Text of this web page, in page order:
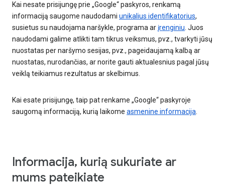
Kai nesate prisijungę prie „Google“ paskyros, renkamą
informaciją saugome naudodami unikalius identifikatorius,
susietus su naudojama naršykle, programa ar įrenginiu. Juos
naudodami galime atlikti tam tikrus veiksmus, pvz., tvarkyti jūsų
nuostatas per naršymo sesijas, pvz., pageidaujamą kalbą ar
nuostatas, nurodančias, ar norite gauti aktualesnius pagal jūsų
veiklą teikiamus rezultatus ar skelbimus.
Kai esate prisijungę, taip pat renkame „Google“ paskyroje
saugomą informaciją, kurią laikome asmenine informacija.
Informacija, kurią sukuriate ar
mums pateikiate